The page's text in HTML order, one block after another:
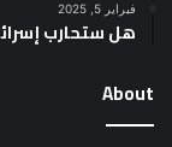
فبراير 5, 2025
هل ستحارب
About